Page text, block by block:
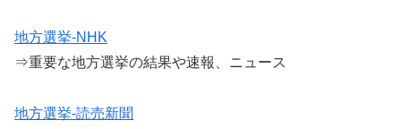
地方選挙-NHK
⇒重要な地方選挙の結果や速報、ニュース
地方選挙-読売新聞